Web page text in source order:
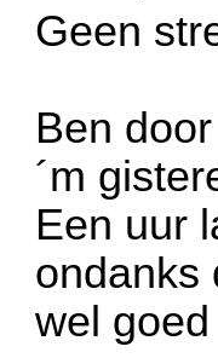
Geen
Ben
´m
Een uur
ondanks
wel